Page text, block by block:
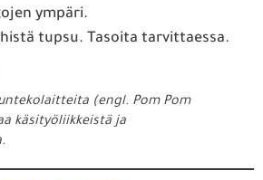
ympäri.
tupsu. Tasoita tarvittaessa.
(engl. Pom Pom
käsityöliikkeistä ja